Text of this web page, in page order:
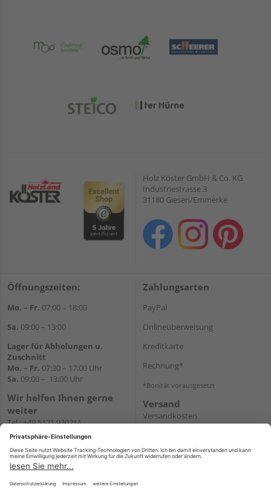
Holz Köster GmbH & Co. KG
Industriestrasse 3
31180 Giesen/Emmerke
Öffnungszeiten:
Mo. – Fr. 07:00 – 18:00
Sa. 09:00 – 13:00
Lager für Abholungen u.
Zuschnitt
Mo. – Fr. 07:30 – 17:00 Uhr
Sa. 09:00 – 13:00 Uhr
Wir helfen Ihnen gerne
weiter
Tel.:+49 5121 930211
E-Mail:holzlandshop@holzland-
Newsletter
Zahlungsarten
PayPal
Onlineüberweisung
Kreditkarte
Rechnung*
*Bonität vorausgesetzt
Versand
Versandkosten